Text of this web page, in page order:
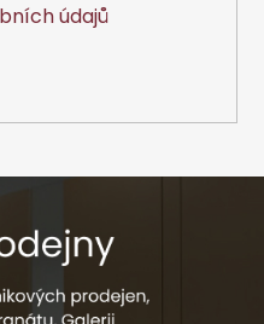
údajů